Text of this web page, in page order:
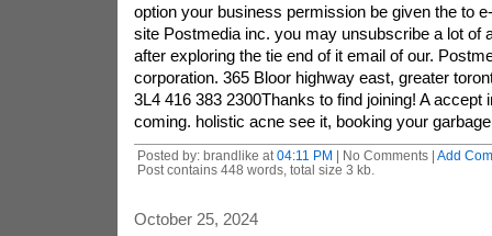
option your business permission be given the to
site Postmedia inc. you may unsubscribe a lot of
after exploring the tie end of it email of our.
corporation. 365 Bloor highway east, greater
3L4 416 383 2300Thanks to find joining! A accept
coming. holistic acne see it, booking your
Posted by: brandlike at 04:11 PM | No Comments | Add
Post contains 448 words, total size 3 kb.
October 25, 2024